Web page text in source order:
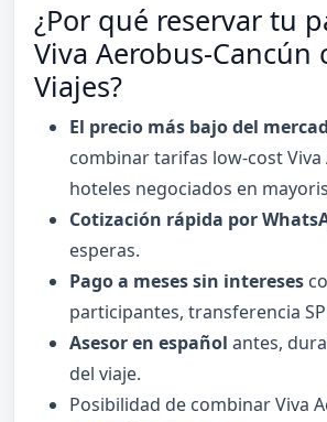
¿Por qué reservar tu
Viva Aerobus-Cancún
Viajes?
El precio más bajo del
combinar tarifas low-cost Viva
hoteles negociados en
Cotización rápida por
esperas.
Pago a meses sin intereses
participantes, transferencia
Asesor en español antes,
del viaje.
Posibilidad de combinar Viva